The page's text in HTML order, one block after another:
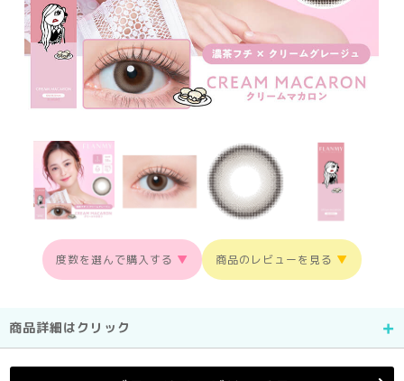
度数を選んで購入する ▼ 商品のレビューを見る ▼
商品詳細はクリック